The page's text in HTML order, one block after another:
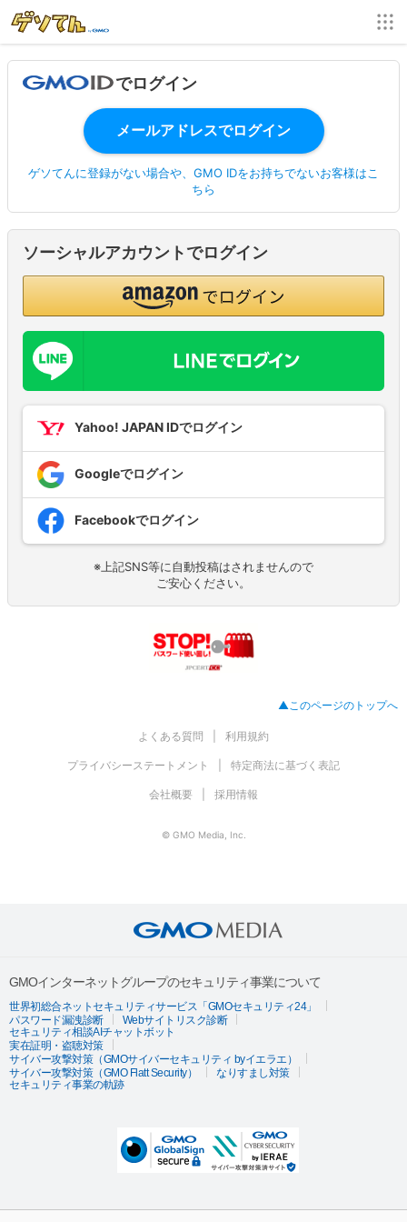
でログイン
ゲソてんに登録がない場合や、GMO IDをお持ちでないお客様はこ
ちら
ソーシャルアカウントでログイン
Yahoo! JAPAN IDでログイン
Googleでログイン
Facebookでログイン
※上記SNS等に自動投稿はされませんので
ご安心ください。
▲このページのトップへ
よくある質問 利用規約
プライバシーステートメント 特定商法に基づく表記
会社概要 採用情報
© GMO Media, Inc.
GMOインターネットグループのセキュリティ事業について
世界初総合ネットセキュリティサービス「GMOセキュリティ24」
パスワード漏洩診断
Webサイトリスク診断
セキュリティ相談AIチャットボット
実在証明・盗聴対策
サイバー攻撃対策（GMOサイバーセキュリティ byイエラエ）
サイバー攻撃対策（GMO Flatt Security）
なりすまし対策
セキュリティ事業の軌跡